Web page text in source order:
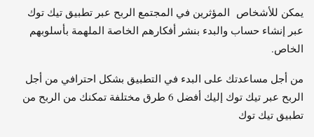
يمكن للأشخاص المؤثرين في المجتمع الربح عبر تطبيق تيك توك
عبر إنشاء حساب والبدء بنشر أفكارهم الخاصة الملهمة بأسلوبهم
الخاص.
من أجل مساعدتك على البدء في التطبيق بشكل احترافي من أجل
الربح عبر تيك توك إليك أفضل 6 طرق مختلفة تمكنك من الربح من
تطبيق تيك توك